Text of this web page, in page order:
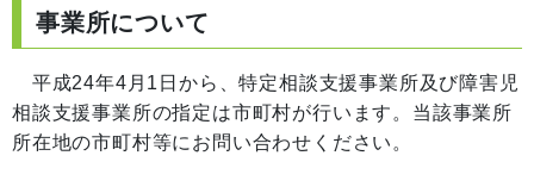
事業所について
平成24年4月1日から、特定相談支援事業所及び障害児
相談支援事業所の指定は市町村が行います。当該事業所
所在地の市町村等にお問い合わせください。